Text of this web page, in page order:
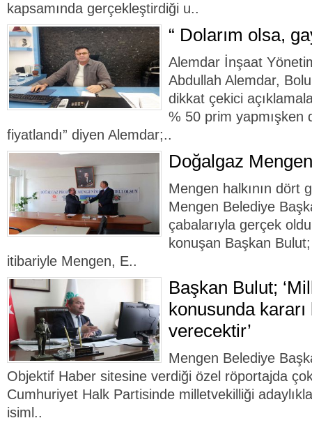
kapsamında gerçekleştirdiği u..
“ Dolarım olsa,
Alemdar İnşaat
Abdullah Alemdar,
dikkat çekici
% 50 prim yapmışken
fiyatlandı” diyen Alemdar;..
Doğalgaz
Mengen halkının dört
Mengen Belediye
çabalarıyla gerçek
konuşan Başkan
itibariyle Mengen, E..
Başkan Bulut;
konusunda
verecektir’
Mengen Belediye
Objektif Haber sitesine verdiği özel röportajda
Cumhuriyet Halk Partisinde milletvekilliği
isiml..